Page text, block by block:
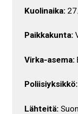
Kuolinaika:
Paikkakunta:
Virka-asema:
Poliisiyksikkö:
Lähteitä: